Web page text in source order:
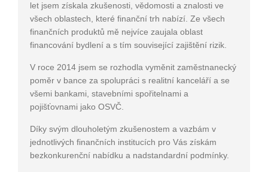
let jsem získala zkušenosti, vědomosti a znalosti ve
všech oblastech, které finanční trh nabízí. Ze všech
finančních produktů mě nejvíce zaujala oblast
financování bydlení a s tím související zajištění rizik.
V roce 2014 jsem se rozhodla vyměnit zaměstnanecký
poměr v bance za spolupráci s realitní kanceláří a se
všemi bankami, stavebními spořitelnami a
pojišťovnami jako OSVČ.
Díky svým dlouholetým zkušenostem a vazbám v
jednotlivých finančních institucích pro Vás získám
bezkonkurenční nabídku a nadstandardní podmínky.